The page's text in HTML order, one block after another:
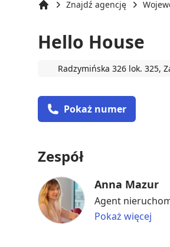
Znajdź agencję
Hello House
Radzymińska 326 lok. 325,
Pokaż numer
Zespół
Anna Mazur
Agent
Pokaż więcej